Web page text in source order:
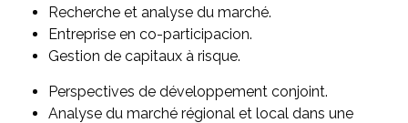
Recherche et analyse du marché.
Entreprise en co-participacion.
Gestion de capitaux à risque.
Perspectives de développement conjoint.
Analyse du marché régional et local dans une